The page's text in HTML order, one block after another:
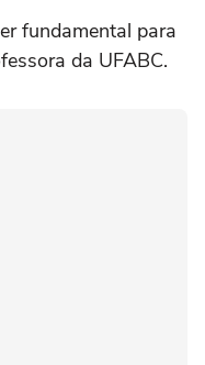
fundamental para
da UFABC.